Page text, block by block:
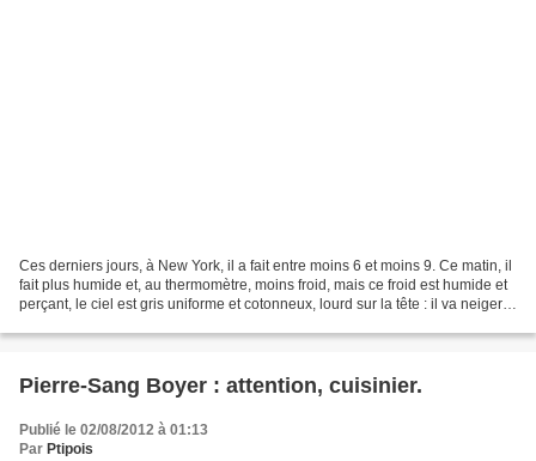
Ces derniers jours, à New York, il a fait entre moins 6 et moins 9. Ce matin, il
fait plus humide et, au thermomètre, moins froid, mais ce froid est humide et
perçant, le ciel est gris uniforme et cotonneux, lourd sur la tête : il va neiger,
Pierre-Sang Boyer : attention, cuisinier.
Publié le 02/08/2012 à 01:13
Par Ptipois